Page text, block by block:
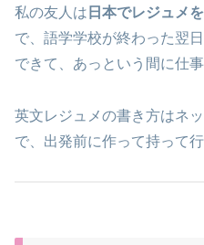
私の友人は 日本でレジュメ
で、語学学校が終わった翌
できて、あっという間に仕
英文レジュメの書き方はネ
で、出発前に作って持って